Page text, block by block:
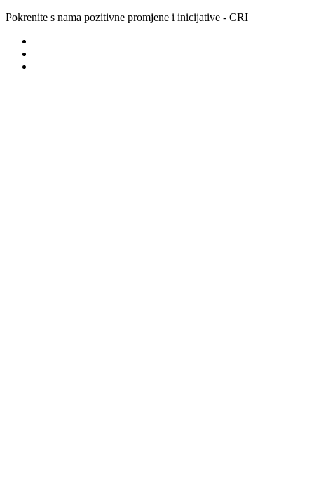
Pokrenite s nama pozitivne promjene i inicijative - CRI